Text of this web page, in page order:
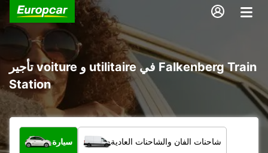
تأجير voiture و utilitaire في Falkenberg Train
Station
ما نوع المركبة؟
سيارة شاحنات الفان والشاحنات العادية